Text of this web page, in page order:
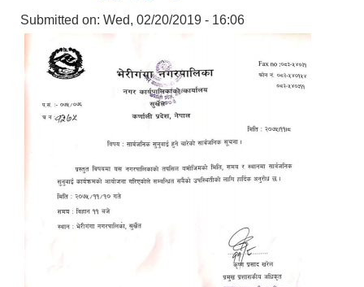
Submitted on: Wed, 02/20/2019 - 16:06